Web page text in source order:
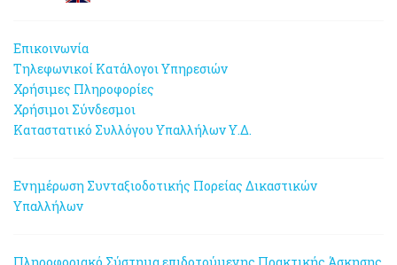
Επικοινωνία
Τηλεφωνικοί Κατάλογοι Υπηρεσιών
Χρήσιμες Πληροφορίες
Χρήσιμοι Σύνδεσμοι
Καταστατικό Συλλόγου Υπαλλήλων Υ.Δ.
Ενημέρωση Συνταξιοδοτικής Πορείας Δικαστικών
Υπαλλήλων